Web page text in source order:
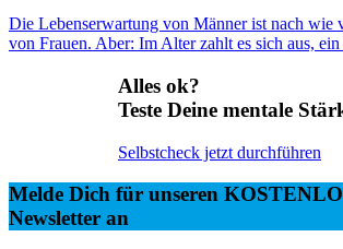
Die Lebenserwartung von Männer ist nach wie
von Frauen. Aber: Im Alter zahlt es sich aus,
Alles ok?
Teste Deine mentale
Selbstcheck jetzt durchführen
Melde Dich für unseren
Newsletter an